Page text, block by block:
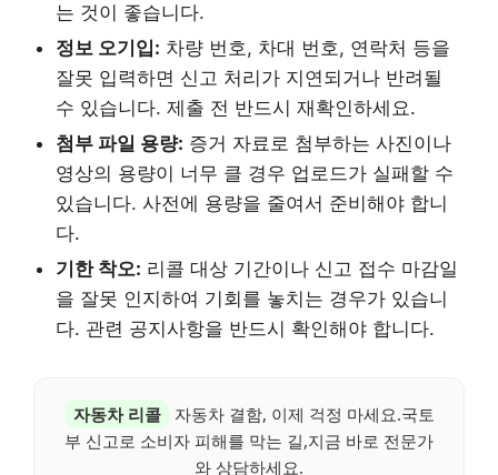
는 것이 좋습니다.
정보 오기입: 차량 번호, 차대 번호, 연락처 등을
잘못 입력하면 신고 처리가 지연되거나 반려될
수 있습니다. 제출 전 반드시 재확인하세요.
첨부 파일 용량: 증거 자료로 첨부하는 사진이나
영상의 용량이 너무 클 경우 업로드가 실패할 수
있습니다. 사전에 용량을 줄여서 준비해야 합니
다.
기한 착오: 리콜 대상 기간이나 신고 접수 마감일
을 잘못 인지하여 기회를 놓치는 경우가 있습니
다. 관련 공지사항을 반드시 확인해야 합니다.
자동차 리콜
자동차 결함, 이제 걱정 마세요.국토
부 신고로 소비자 피해를 막는 길,지금 바로 전문가
와 상담하세요.